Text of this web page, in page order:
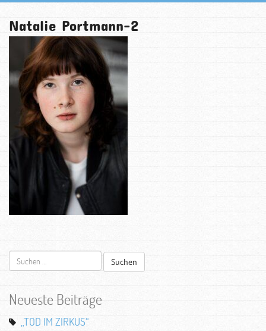
Natalie Portmann-2
Suchen
nach:
Neueste Beiträge
„TOD IM ZIRKUS“